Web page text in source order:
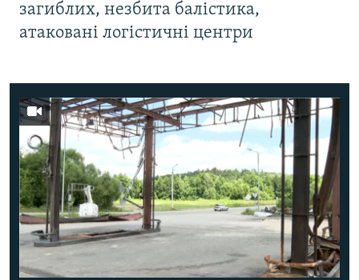
загиблих, незбита балістика,
атаковані логістичні центри